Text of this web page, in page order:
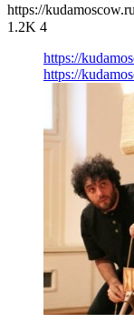
https://
1.2K 4
https://
https://